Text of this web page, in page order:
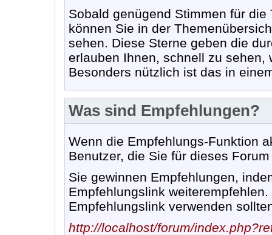
Sobald genügend Stimmen für
können Sie in der
sehen. Diese Sterne geben die
erlauben Ihnen, schnell zu
Besonders nützlich ist das in
Was sind Empfehlungen?
Wenn die Empfehlungs-Funktion
Benutzer, die Sie für dieses
Sie gewinnen Empfehlungen,
Empfehlungslink
Empfehlungslink verwenden
http://localhost/forum/